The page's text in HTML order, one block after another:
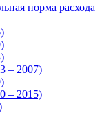
норма расхода
– 2007)
– 2015)